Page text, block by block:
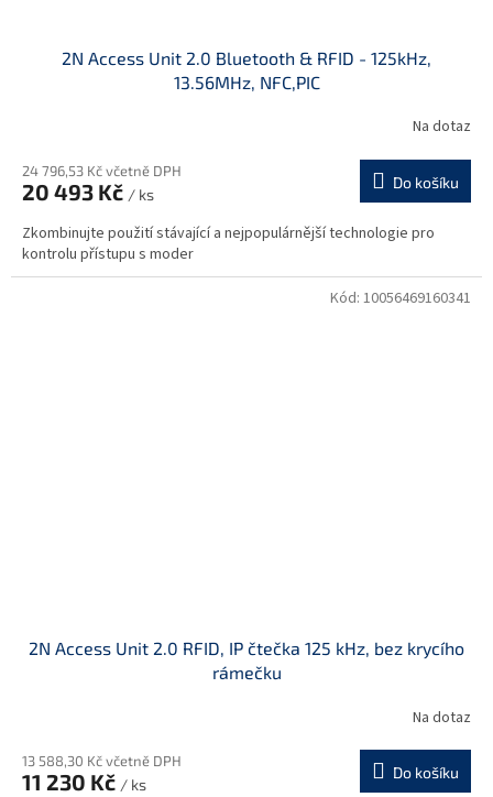
2N Access Unit 2.0 Bluetooth & RFID - 125kHz,
13.56MHz, NFC,PIC
Na dotaz
24 796,53 Kč včetně DPH
20 493 Kč / ks
Do košíku
Zkombinujte použití stávající a nejpopulárnější technologie pro
kontrolu přístupu s moder
2N Access Unit 2.0 RFID, IP čtečka 125 kHz, bez krycího
rámečku
Na dotaz
13 588,30 Kč včetně DPH
11 230 Kč / ks
Do košíku
Kód: 10056469160341